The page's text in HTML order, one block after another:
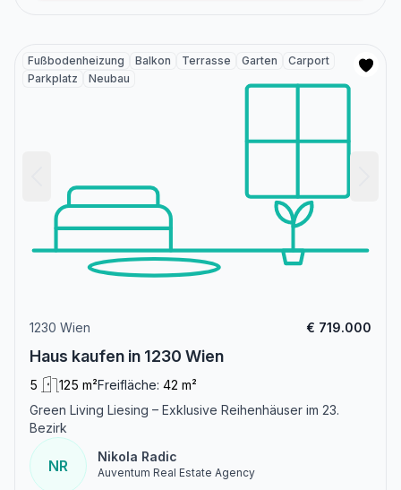
Fußbodenheizung Balkon Terrasse Garten
Carport
Parkplatz
Neubau
1230 Wien € 719.000
Haus kaufen in 1230 Wien
5 125 m²Freifläche: 42 m²
Green Living Liesing – Exklusive Reihenhäuser im 23.
Bezirk
NR
Nikola Radic
Auventum Real Estate Agency